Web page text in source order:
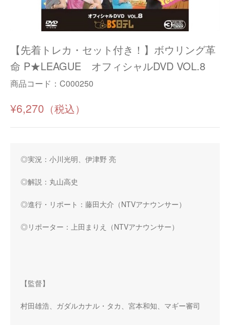
【先着トレカ・セット付き！】ボウリング革
命 P★LEAGUE オフィシャルDVD VOL.8
商品コード： C000250
¥6,270
◎実況：小川光明、伊津野 亮
◎解説：丸山高史
◎進行・リポート：藤田大介（NTVアナウンサー）
◎リポーター：上田まりえ（NTVアナウンサー）
【監督】
村田雄浩、ガダルカナル・タカ、宮本和知、マギー審司